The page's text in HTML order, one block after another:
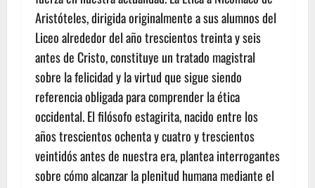
Aristóteles, dirigida originalmente a sus alumnos del
Liceo alrededor del año trescientos treinta y seis
antes de Cristo, constituye un tratado magistral
sobre la felicidad y la virtud que sigue siendo
referencia obligada para comprender la ética
occidental. El filósofo estagirita, nacido entre los
años trescientos ochenta y cuatro y trescientos
veintidós antes de nuestra era, plantea interrogantes
sobre cómo alcanzar la plenitud humana mediante el